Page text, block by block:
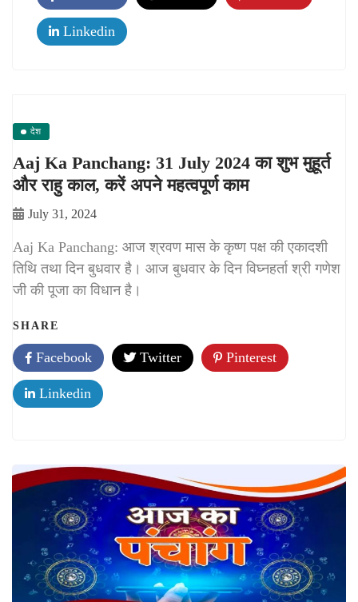
Linkedin
देश
Aaj Ka Panchang: 31 July 2024 का शुभ मुहूर्त
और राहु काल, करें अपने महत्वपूर्ण काम
July 31, 2024
Aaj Ka Panchang: आज श्रवण मास के कृष्ण पक्ष की एकादशी
तिथि तथा दिन बुधवार है। आज बुधवार के दिन विघ्नहर्ता श्री गणेश
जी की पूजा का विधान है।
SHARE
Facebook Twitter Pinterest
Linkedin